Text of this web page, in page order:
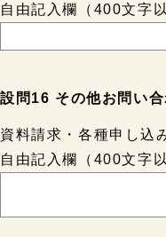
自由記入欄（400文字以
設問16 その他お問い
資料請求・各種申し込
自由記入欄（400文字以